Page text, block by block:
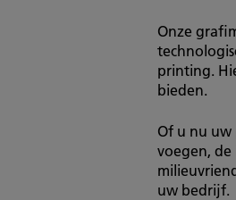
Onze
printing.
bieden.
Of u nu
voegen,
uw bedrijf.